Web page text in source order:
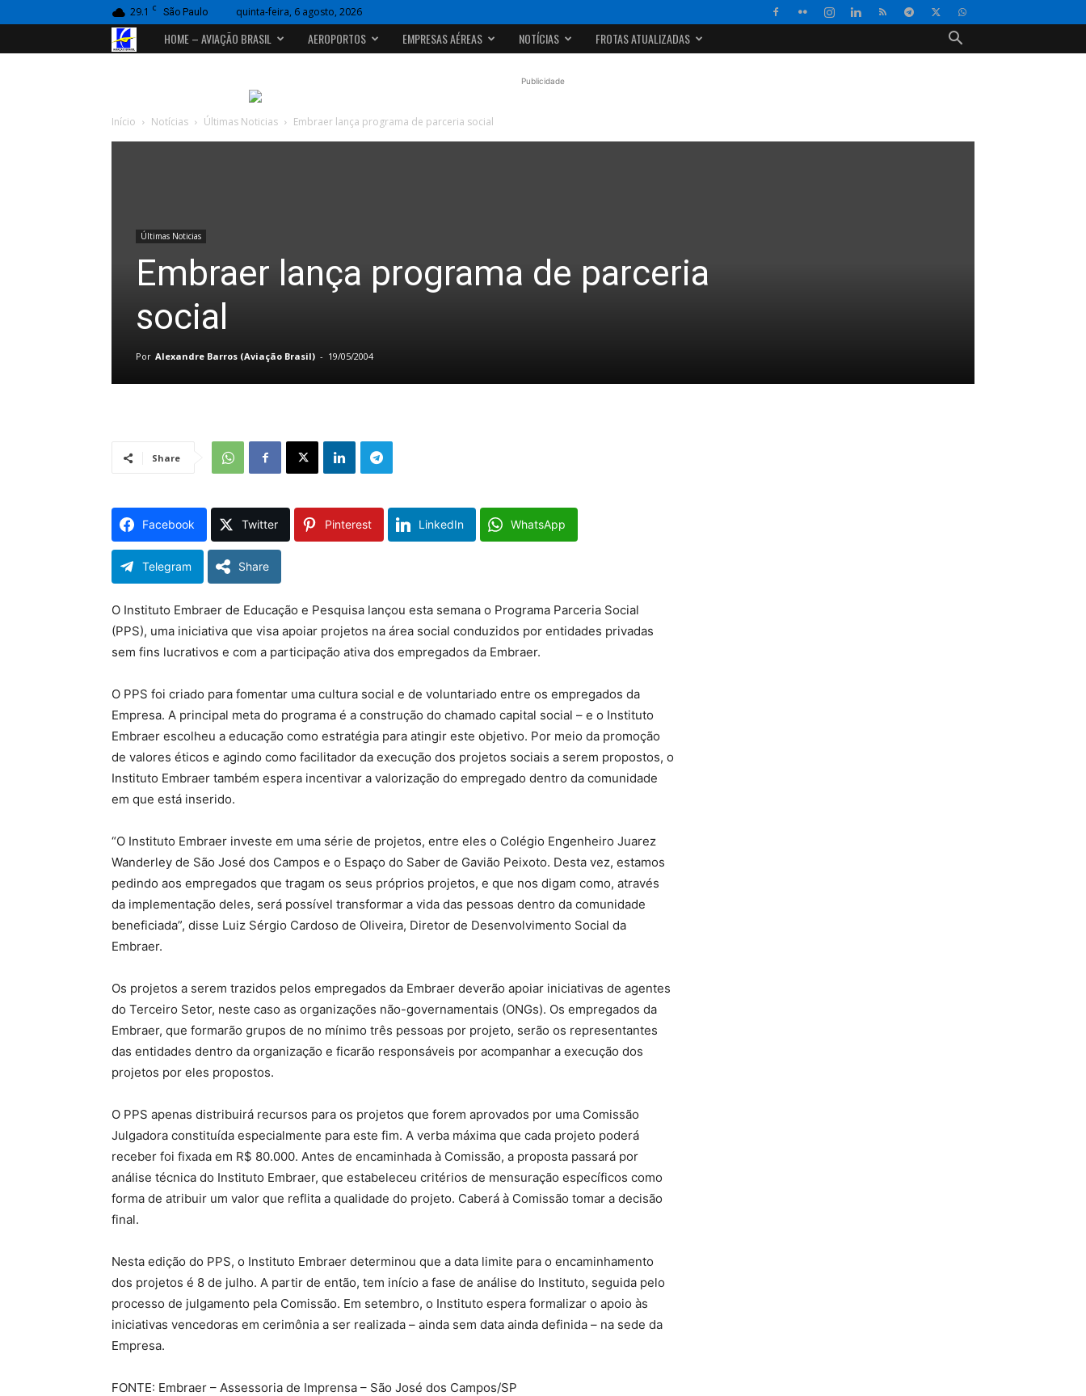
29.1 C São Paulo quinta-feira, 6 agosto, 2026
Portal
HOME – AVIAÇÃO BRASIL AEROPORTOS EMPRESAS AÉREAS NOTÍCIAS FROTAS ATUALIZADAS
Publicidade
Início Notícias Últimas Noticias Embraer lança programa de parceria social
Últimas Noticias
Embraer lança programa de parceria
social
Por Alexandre Barros (Aviação Brasil) - 19/05/2004
Share
Facebook Twitter Pinterest LinkedIn WhatsApp
Telegram Share
O Instituto Embraer de Educação e Pesquisa lançou esta semana o Programa Parceria Social
(PPS), uma iniciativa que visa apoiar projetos na área social conduzidos por entidades privadas
sem fins lucrativos e com a participação ativa dos empregados da Embraer.
O PPS foi criado para fomentar uma cultura social e de voluntariado entre os empregados da
Empresa. A principal meta do programa é a construção do chamado capital social – e o Instituto
Embraer escolheu a educação como estratégia para atingir este objetivo. Por meio da promoção
de valores éticos e agindo como facilitador da execução dos projetos sociais a serem propostos, o
Instituto Embraer também espera incentivar a valorização do empregado dentro da comunidade
em que está inserido.
“O Instituto Embraer investe em uma série de projetos, entre eles o Colégio Engenheiro Juarez
Wanderley de São José dos Campos e o Espaço do Saber de Gavião Peixoto. Desta vez, estamos
pedindo aos empregados que tragam os seus próprios projetos, e que nos digam como, através
da implementação deles, será possível transformar a vida das pessoas dentro da comunidade
beneficiada”, disse Luiz Sérgio Cardoso de Oliveira, Diretor de Desenvolvimento Social da
Embraer.
Os projetos a serem trazidos pelos empregados da Embraer deverão apoiar iniciativas de agentes
do Terceiro Setor, neste caso as organizações não-governamentais (ONGs). Os empregados da
Embraer, que formarão grupos de no mínimo três pessoas por projeto, serão os representantes
das entidades dentro da organização e ficarão responsáveis por acompanhar a execução dos
projetos por eles propostos.
O PPS apenas distribuirá recursos para os projetos que forem aprovados por uma Comissão
Julgadora constituída especialmente para este fim. A verba máxima que cada projeto poderá
receber foi fixada em R$ 80.000. Antes de encaminhada à Comissão, a proposta passará por
análise técnica do Instituto Embraer, que estabeleceu critérios de mensuração específicos como
forma de atribuir um valor que reflita a qualidade do projeto. Caberá à Comissão tomar a decisão
final.
Nesta edição do PPS, o Instituto Embraer determinou que a data limite para o encaminhamento
dos projetos é 8 de julho. A partir de então, tem início a fase de análise do Instituto, seguida pelo
processo de julgamento pela Comissão. Em setembro, o Instituto espera formalizar o apoio às
iniciativas vencedoras em cerimônia a ser realizada – ainda sem data ainda definida – na sede da
Empresa.
FONTE: Embraer – Assessoria de Imprensa – São José dos Campos/SP